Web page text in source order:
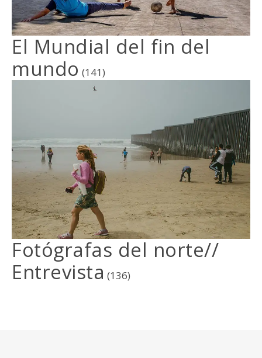
El Mundial del fin del
mundo (141)
Fotógrafas del norte//
Entrevista (136)